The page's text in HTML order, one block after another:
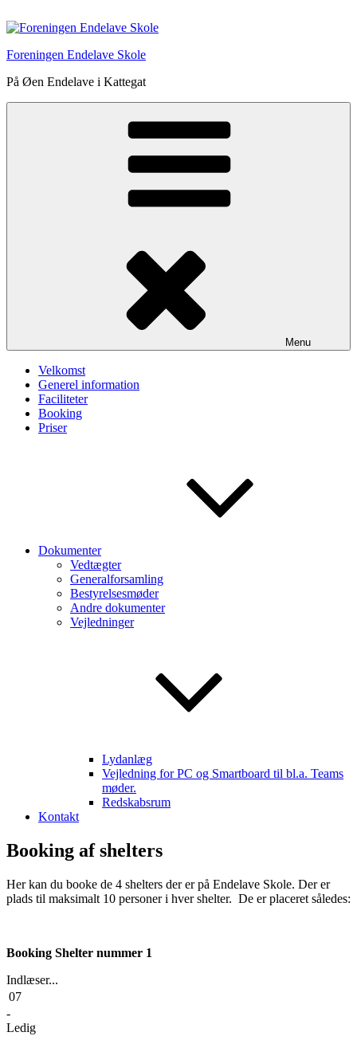
til
Foreningen Endelave Skole
På Øen Endelave i Kattegat
Menu
Velkomst
Generel information
Faciliteter
Booking
Priser
Dokumenter
Vedtægter
Generalforsamling
Bestyrelsesmøder
Andre dokumenter
Vejledninger
Lydanlæg
Vejledning for PC og Smartboard til bl.a. Teams
møder.
Redskabsrum
Kontakt
Booking af shelters
Her kan du booke de 4 shelters der er på Endelave Skole. Der er
plads til maksimalt 10 personer i hver shelter. De er placeret således:
Booking Shelter nummer 1
Indlæser...
07
-
Ledig